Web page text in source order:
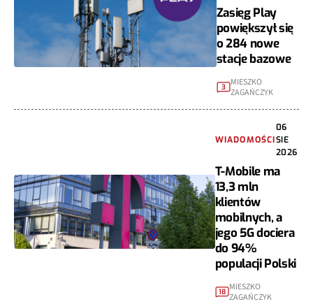
Zasięg Play
powiększył się
o 284 nowe
stacje bazowe
3 MIESZKO
ZAGAŃCZYK
WIADOMOŚCI
06
SIE
2026
T-Mobile ma
13,3 mln
klientów
mobilnych, a
jego 5G dociera
do 94%
populacji Polski
18 MIESZKO
ZAGAŃCZYK